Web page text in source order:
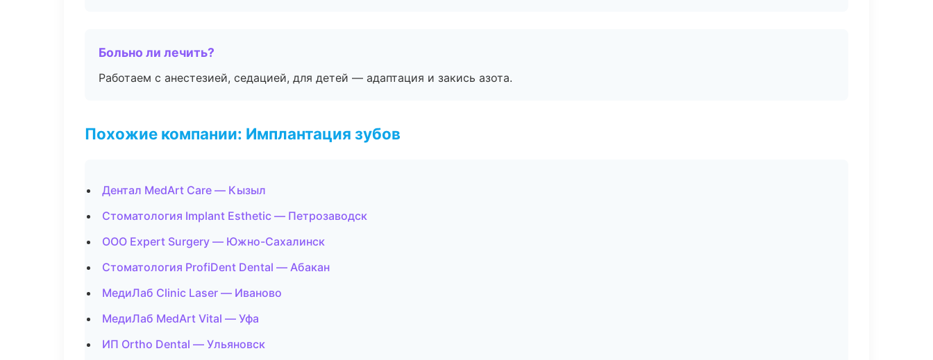
Больно ли лечить?
Работаем с анестезией, седацией, для детей — адаптация и закись азота.
Похожие компании: Имплантация зубов
Дентал MedArt Care — Кызыл
Стоматология Implant Esthetic — Петрозаводск
ООО Expert Surgery — Южно-Сахалинск
Стоматология ProfiDent Dental — Абакан
МедиЛаб Clinic Laser — Иваново
МедиЛаб MedArt Vital — Уфа
ИП Ortho Dental — Ульяновск